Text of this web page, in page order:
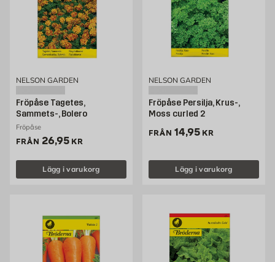
NELSON GARDEN
Fröpåse Tagetes,
Sammets-, Bolero
Fröpåse
FRÅN Pris 26.95 kr
26,95 KR
Lägg i varukorg
NELSON GARDEN
Fröpåse Persilja, Krus-,
Moss curled 2
FRÅN Pris 14.95 kr
14,95 KR
Lägg i varukorg